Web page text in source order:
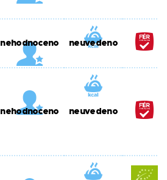
nehodnoceno neuvedeno
nehodnoceno neuvedeno